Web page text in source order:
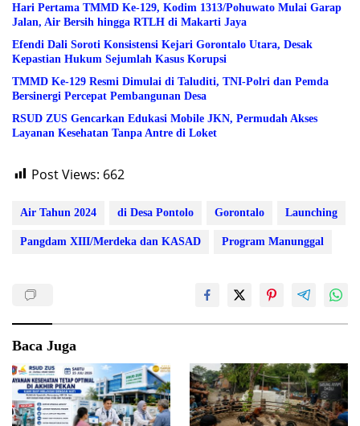
Hari Pertama TMMD Ke-129, Kodim 1313/Pohuwato Mulai Garap
Jalan, Air Bersih hingga RTLH di Makarti Jaya
Efendi Dali Soroti Konsistensi Kejari Gorontalo Utara, Desak
Kepastian Hukum Sejumlah Kasus Korupsi
TMMD Ke-129 Resmi Dimulai di Taluditi, TNI-Polri dan Pemda
Bersinergi Percepat Pembangunan Desa
RSUD ZUS Gencarkan Edukasi Mobile JKN, Permudah Akses
Layanan Kesehatan Tanpa Antre di Loket
Post Views: 662
Air Tahun 2024 di Desa Pontolo Gorontalo Launching
Pangdam XIII/Merdeka dan KASAD Program Manunggal
Baca Juga